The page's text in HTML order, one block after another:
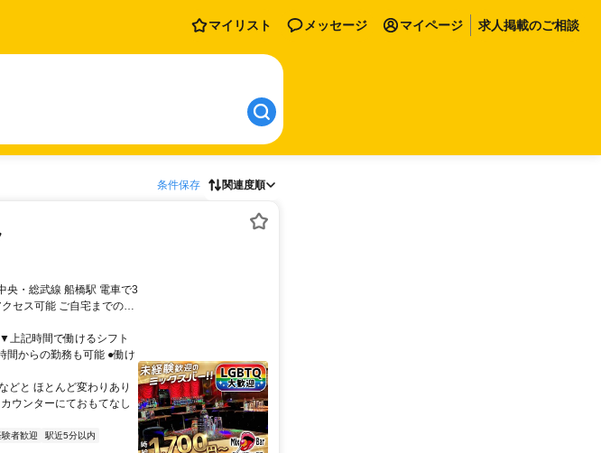
マイリスト メッセージ マイページ 求人掲載のご相談
条件保存 関連度順
央・総武線 船橋駅 電車で3
セス可能 ご自宅までの送
上記時間で働けるシフト
間からの勤務も可能 ●働け
どと ほとんど変わりあり
ウンターにておもてなし
者歓迎
駅近5分以内